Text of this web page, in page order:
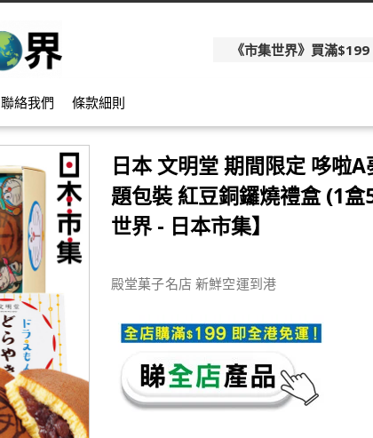
《市集世界》買滿
聯絡我們 條款細則
日本 文明堂 期間限定 哆啦
題包裝 紅豆銅鑼燒禮盒 (1盒
世界 - 日本市集】
殿堂菓子名店 新鮮空運到港